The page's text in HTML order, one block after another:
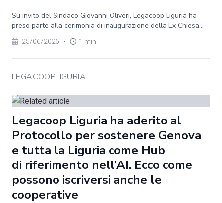
Su invito del Sindaco Giovanni Oliveri, Legacoop Liguria ha
preso parte alla cerimonia di inaugurazione della Ex Chiesa...
25/06/2026 • 1 min
LEGACOOPLIGURIA
Legacoop Liguria ha aderito al
Protocollo per sostenere Genova
e tutta la Liguria come Hub
di riferimento nell’AI. Ecco come
possono iscriversi anche le
cooperative